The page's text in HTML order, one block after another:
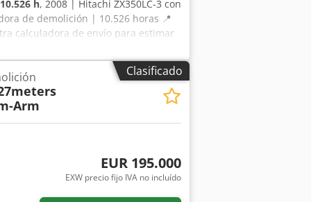
10.526 h, 2008 | Hitachi ZX350LC-3 con
de demolición | 10.526 horas 📍
calculadora de envío para estimar
oferta. Pago contra entrega
por un experto
ℹ️ 0 defectos graves ⚠️ 📌
Mantenimiento realizado
correas, etc. Equipado con un
14 m. 📄 ¿Desea ver la inspección
La referencia "40542 Equippo" se
máquina y nuestro servicio
a obra disponible ✔ Garantía de
otras máquinas? Ofrecemos
fácilmente accesibles en
Clasificado
Arm
EUR 195.000
EXW precio fijo IVA no incluído